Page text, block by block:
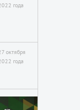
года
октября
года